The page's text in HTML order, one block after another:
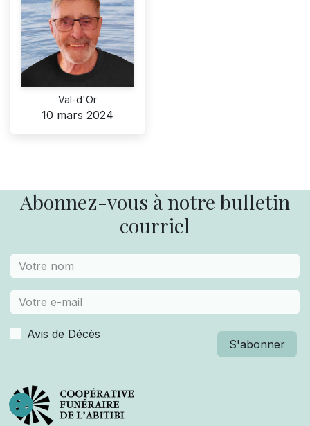
Val-d'Or
10 mars 2024
Abonnez-vous à notre bulletin
courriel
Avis de Décès
S'abonner